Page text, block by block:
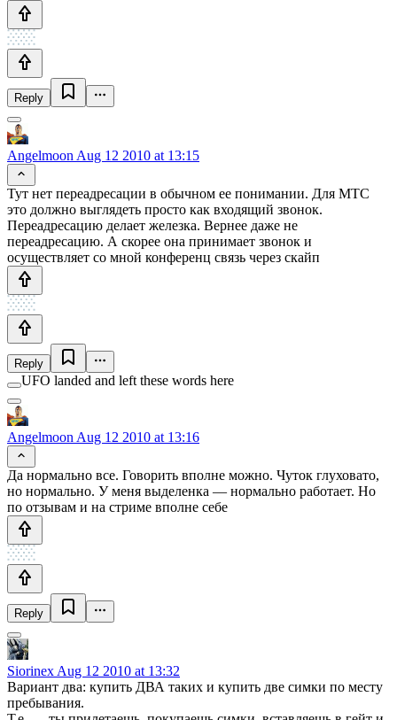
Reply
Angelmoon Aug 12 2010 at 13:15
Тут нет переадресации в обычном ее понимании. Для МТС
это должно выглядеть просто как входящий звонок.
Переадресацию делает железка. Вернее даже не
переадресацию. А скорее она принимает звонок и
осуществляет со мной конференц связь через скайп
Reply
UFO landed and left these words here
Angelmoon Aug 12 2010 at 13:16
Да нормально все. Говорить вполне можно. Чуток глуховато,
но нормально. У меня выделенка — нормально работает. Но
по отзывам и на стриме вполне себе
Reply
Siorinex Aug 12 2010 at 13:32
Вариант два: купить ДВА таких и купить две симки по месту
пребывания.